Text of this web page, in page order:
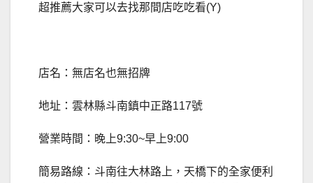
超推薦大家可以去找那間店吃吃看(Y)
店名：無店名也無招牌
地址：雲林縣斗南鎮中正路117號
營業時間：晚上9:30~早上9:00
簡易路線：斗南往大林路上，天橋下的全家便利